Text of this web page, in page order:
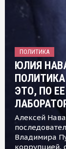
ПОЛИТИКА
ЮЛИЯ
ЭТО, ПО
Алексей
Владимира
коррупцией,